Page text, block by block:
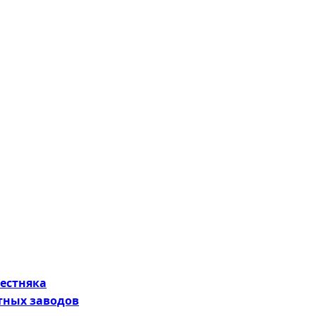
заводов